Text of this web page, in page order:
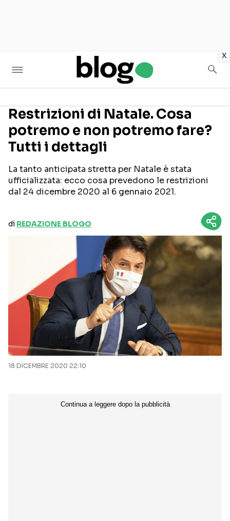
x
Seguici sui social
Restrizioni di Natale. Cosa
potremo e non potremo fare?
Tutti i dettagli
La tanto anticipata stretta per Natale è stata
ufficializzata: ecco cosa prevedono le restrizioni
dal 24 dicembre 2020 al 6 gennaio 2021.
di REDAZIONE BLOGO
18 DICEMBRE 2020 22:10